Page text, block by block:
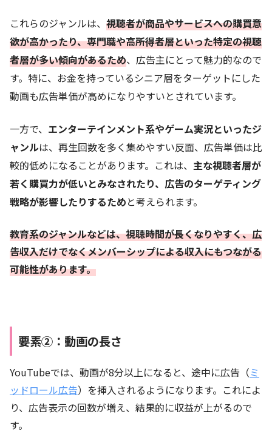
これらのジャンルは、 視聴者が商品やサービスへの購買意
欲が高かったり、専門職や高所得者層といった特定の視聴
者層が多い傾向があるため、広告主にとって魅力的なので
す。特に、お金を持っているシニア層をターゲットにした
動画も広告単価が高めになりやすいとされています。
一方で、 エンターテインメント系やゲーム実況といったジ
ャンルは、再生回数を多く集めやすい反面、広告単価は比
較的低めになることがあります。これは、 主な視聴者層が
若く購買力が低いとみなされたり、広告のターゲティング
戦略が影響したりするためと考えられます。
教育系のジャンルなどは、視聴時間が長くなりやすく、広
告収入だけでなくメンバーシップによる収入にもつながる
可能性があります。
要素②：動画の長さ
YouTubeでは、動画が8分以上になると、途中に広告（ミ
ッドロール広告）を挿入されるようになります。これによ
り、広告表示の回数が増え、結果的に収益が上がるので
す。